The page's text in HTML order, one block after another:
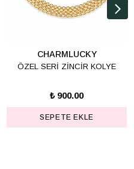
CHARMLUCKY
ÖZEL SERİ ZİNCİR KOLYE
₺ 900.00
SEPETE EKLE